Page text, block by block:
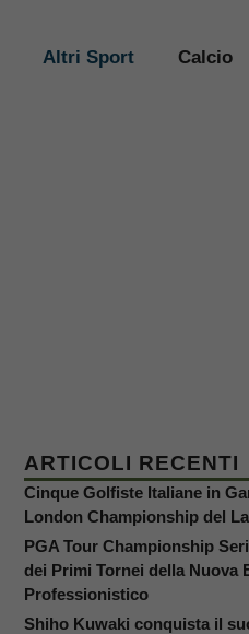
Altri Sport Calcio
ARTICOLI RECENTI
Cinque Golfiste Italiane in
London Championship del
PGA Tour Championship
dei Primi Tornei della Nuova
Professionistico
Shiho Kuwaki conquista il